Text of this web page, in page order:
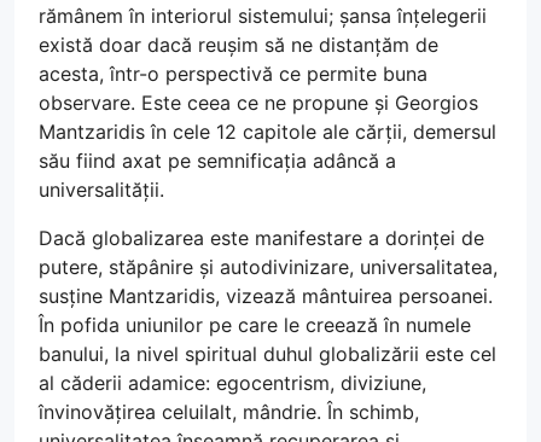
rămânem în interiorul sistemului; șansa înțelegerii
există doar dacă reușim să ne distanțăm de
acesta, într-o perspectivă ce permite buna
observare. Este ceea ce ne propune și Georgios
Mantzaridis în cele 12 capitole ale cărții, demersul
său fiind axat pe semnificația adâncă a
universalității.
Dacă globalizarea este manifestare a dorinței de
putere, stăpânire și autodivinizare, universalitatea,
susține Mantzaridis, vizează mântuirea persoanei.
În pofida uniunilor pe care le creează în numele
banului, la nivel spiritual duhul globalizării este cel
al căderii adamice: egocentrism, diviziune,
învinovățirea celuilalt, mândrie. În schimb,